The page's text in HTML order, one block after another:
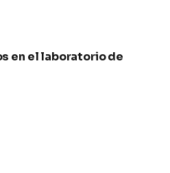
en el laboratorio de